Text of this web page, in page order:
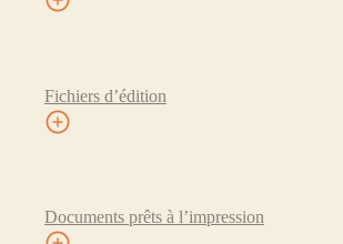
Fichiers d’édition
Documents prêts à l’impression